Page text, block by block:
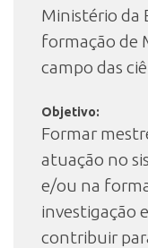
Ministério da
formação de
campo das
Objetivo:
Formar
atuação no
e/ou na
investigação
contribuir